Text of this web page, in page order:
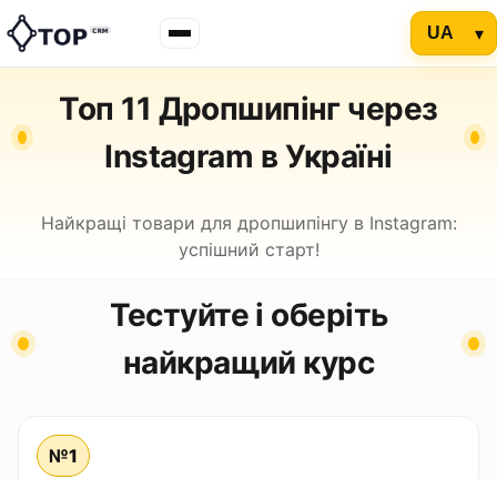
Топ 11 Дропшипінг через
Instagram в Україні
Найкращі товари для дропшипінгу в Instagram:
успішний старт!
Тестуйте і оберіть
найкращий курс
№1